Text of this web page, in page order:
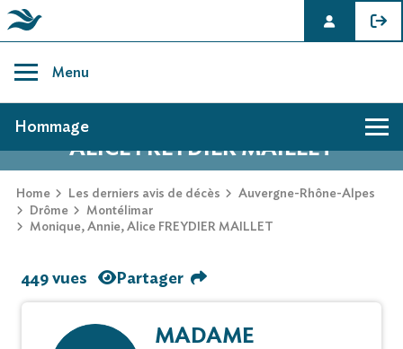
content
Menu
AVIS DE DÉCÈS DE MONIQUE, ANNIE,
ALICE FREYDIER MAILLET
Home Les derniers avis de décès
Auvergne-Rhône-Alpes
Drôme
Montélimar
Monique, Annie, Alice FREYDIER MAILLET
Hommage
449 vues Partager
MADAME